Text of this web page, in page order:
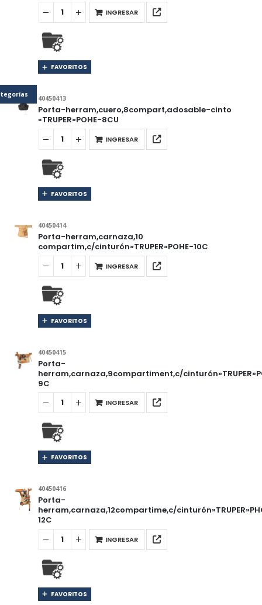
INGRESAR
FAVORITOS
40450413
Porta-herram,cuero,8compart,adosable-cinto
«TRUPER»POHE-8CU
INGRESAR
FAVORITOS
40450414
Porta-herram,carnaza,10
compartim,c/cinturón»TRUPER»POHE-10C
INGRESAR
FAVORITOS
40450415
Porta-
herram,carnaza,9compartiment,c/
9C
INGRESAR
FAVORITOS
40450416
Porta-
herram,carnaza,12compartime,c/
12C
INGRESAR
FAVORITOS